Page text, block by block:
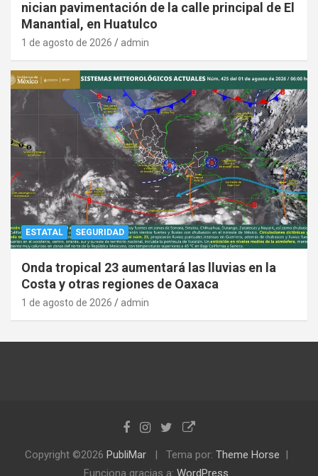
nician pavimentación de la calle principal de El
Manantial, en Huatulco
1 de agosto de 2026 admin
ESTATAL SEGURIDAD
Onda tropical 23 aumentará las lluvias en la
Costa y otras regiones de Oaxaca
1 de agosto de 2026 admin
Copyright ©2026 PubliMar Tema por: Theme Horse
Funciona gracias a: WordPress